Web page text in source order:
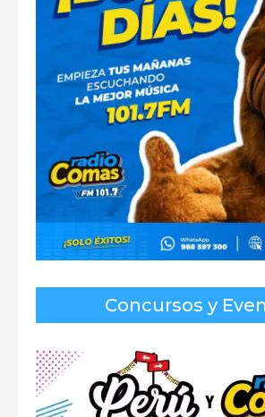
Concursos y